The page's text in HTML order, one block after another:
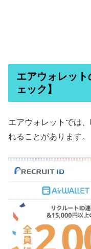
エアウォレッ
ェック】
エアウォレットでは
れることがあります。